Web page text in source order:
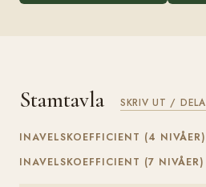
Stamtavla SKRIV UT / DELA
INAVELSKOEFFICIENT (4 NIVÅER)
INAVELSKOEFFICIENT (7 NIVÅER)